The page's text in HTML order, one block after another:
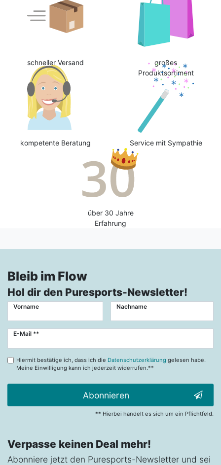
schneller Versand
großes
Produktsortiment
kompetente Beratung Service mit Sympathie
über 30 Jahre
Erfahrung
Bleib im Flow
Hol dir den Puresports-Newsletter!
Vorname Nachname
E-Mail **
Newsletter
Hiermit bestätige ich, dass ich die Datenschutzerklärung gelesen habe.
Meine Einwilligung kann ich jederzeit widerrufen.**
Abonnieren
** Hierbei handelt es sich um ein Pflichtfeld.
Verpasse keinen Deal mehr!
Abonniere jetzt den Puresports-Newsletter und sei